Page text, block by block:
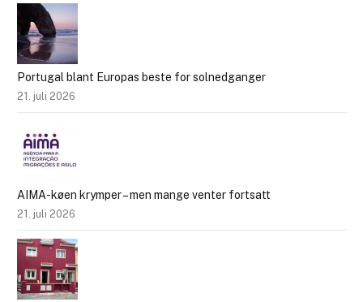
Portugal blant Europas beste for solnedganger
21. juli 2026
AIMA-køen krymper – men mange venter fortsatt
21. juli 2026